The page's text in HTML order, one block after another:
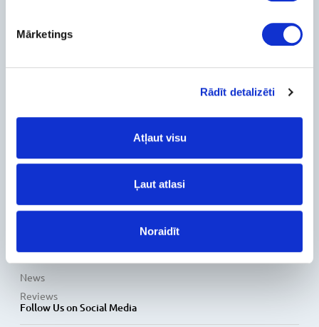
Mārketings
Rādīt detalizēti
Atļaut visu
Ļaut atlasi
Noraidīt
Contact Info
Warranty and Refunds
News
Reviews
Follow Us on Social Media